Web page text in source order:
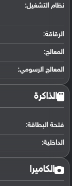
نظام التشغيل:
الرقاقة:
المعالج:
المعالج الرسومي:
الذاكرة
فتحة البطاقة:
الداخلية:
الكاميرا